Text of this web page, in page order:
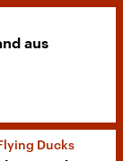
aus
Ducks